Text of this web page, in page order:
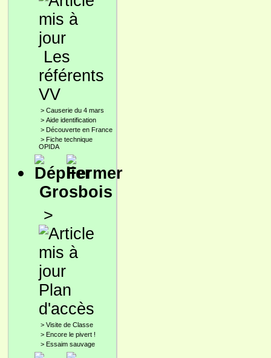
Les
référents
VV
> Causerie du 4 mars
> Aide identification
> Découverte en France
> Fiche technique
OPIDA
Grosbois
>
Plan
d'accès
> Visite de Classe
> Encore le pivert !
> Essaim sauvage